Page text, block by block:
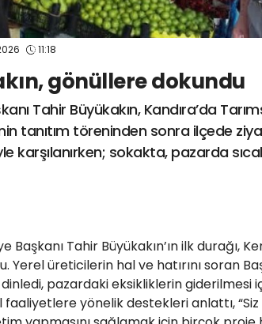
11:18
gönüllere dokundu
Tahir Büyükakın, Kandıra’da
tanıtım töreninden sonra ilçede
karşılanırken; sokakta, pazarda
Başkanı Tahir Büyükakın’ın ilk durağı,
Yerel üreticilerin hal ve hatırını soran
pazardaki eksikliklerin giderilmesi
faaliyetlere yönelik destekleri anlattı,